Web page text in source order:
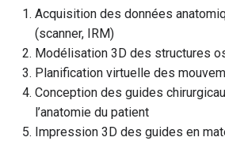
Acquisition des données
(scanner, IRM)
Modélisation 3D des structures
Planification virtuelle des
Conception des guides
l’anatomie du patient
Impression 3D des guides en